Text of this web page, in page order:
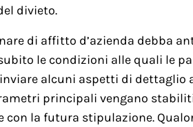
divieto.
di affitto d’azienda debba
le condizioni alle quali le
alcuni aspetti di dettaglio
principali vengano
con la futura stipulazione.